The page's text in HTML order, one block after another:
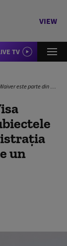
VIEW
TV
Trump şi are nevoie și de un acord politic
un